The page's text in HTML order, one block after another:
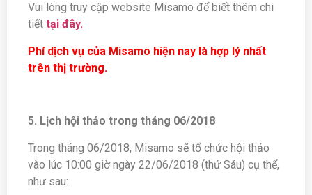
Vui lòng truy cập website Misamo để biết thêm chi
tiết tại đây.
Phí dịch vụ của Misamo hiện nay là hợp lý nhất
trên thị trường.
5. Lịch hội thảo trong tháng 06/2018
Trong tháng 06/2018, Misamo sẽ tổ chức hội thảo
vào lúc 10:00 giờ ngày 22/06/2018 (thứ Sáu) cụ thể,
như sau: